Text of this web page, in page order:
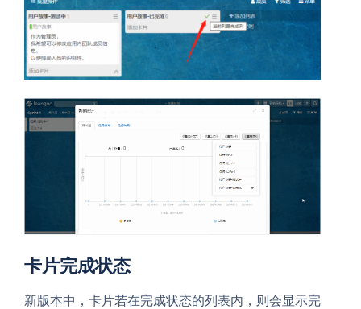
卡片完成状态
新版本中，卡片若在完成状态的列表内，则会显示完